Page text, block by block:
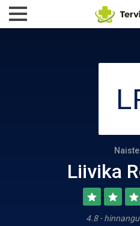
Liivika
4.8 -